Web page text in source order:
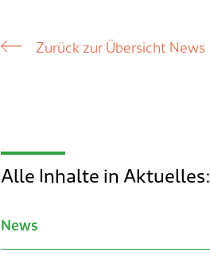
Zurück zur Übersicht News
Alle Inhalte in Aktuelles:
News